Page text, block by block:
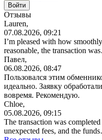
Отзывы
Lauren,
07.08.2026, 09:21
I’m pleased with how
reasonable, the transaction
Павел,
06.08.2026, 08:47
Пользовался этим
идеально. Заявку
вовремя. Рекомендую.
Chloe,
05.08.2026, 09:15
The transaction was
unexpected fees, and the